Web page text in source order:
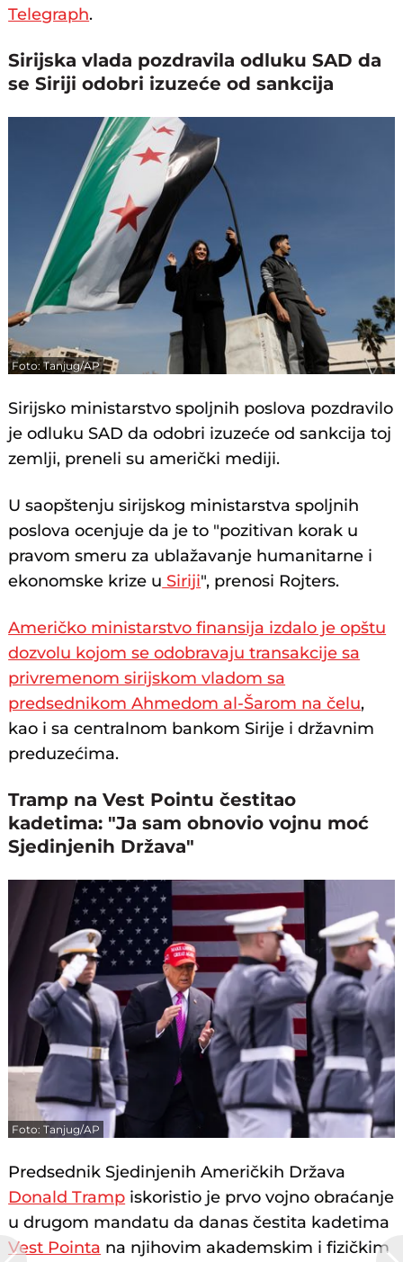
Telegraph.
Sirijska vlada pozdravila odluku SAD da
se Siriji odobri izuzeće od sankcija
Foto: Tanjug/AP
Sirijsko ministarstvo spoljnih poslova pozdravilo
je odluku SAD da odobri izuzeće od sankcija toj
zemlji, preneli su američki mediji.
U saopštenju sirijskog ministarstva spoljnih
poslova ocenjuje da je to "pozitivan korak u
pravom smeru za ublažavanje humanitarne i
ekonomske krize u Siriji", prenosi Rojters.
Američko ministarstvo finansija izdalo je opštu
dozvolu kojom se odobravaju transakcije sa
privremenom sirijskom vladom sa
predsednikom Ahmedom al-Šarom na čelu,
kao i sa centralnom bankom Sirije i državnim
preduzećima.
Tramp na Vest Pointu čestitao
kadetima: "Ja sam obnovio vojnu moć
Sjedinjenih Država"
Foto: Tanjug/AP
Predsednik Sjedinjenih Američkih Država
Donald Tramp iskoristio je prvo vojno obraćanje
u drugom mandatu da danas čestita kadetima
Vest Pointa na njihovim akademskim i fizičkim